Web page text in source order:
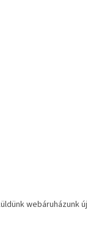
webáruházunk új